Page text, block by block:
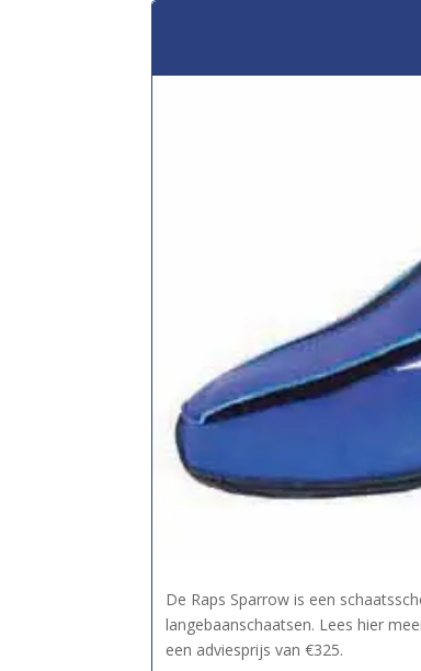
De Raps Sparrow is een
langebaanschaatsen. Lees hier
een adviesprijs van €325.